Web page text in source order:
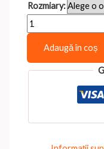
Rozmiary:
Cantitate
Import
placeholder
for
Adaugă în coș